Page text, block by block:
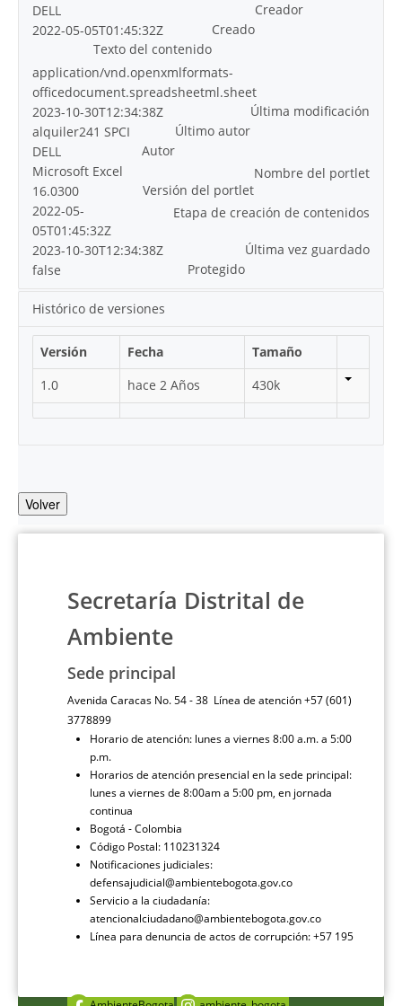
Creador
DELL
Creado
2022-05-05T01:45:32Z
Texto del contenido
application/vnd.openxmlformats-
officedocument.spreadsheetml.sheet
Última modificación
2023-10-30T12:34:38Z
Último autor
alquiler241 SPCI
Autor
DELL
Nombre del portlet
Microsoft Excel
Versión del portlet
16.0300
Etapa de creación de contenidos
2022-05-
05T01:45:32Z
Última vez guardado
2023-10-30T12:34:38Z
Protegido
false
Histórico de versiones
Versión Fecha
Tamaño
1.0
hace 2 Años 430k
Volver
Secretaría Distrital de
Ambiente
Sede principal
Avenida Caracas No. 54 - 38 Línea de atención +57 (601)
3778899
Horario de atención: lunes a viernes 8:00 a.m. a 5:00
p.m.
Horarios de atención presencial en la sede principal:
lunes a viernes de 8:00am a 5:00 pm, en jornada
continua
Bogotá - Colombia
Código Postal: 110231324
Notificaciones judiciales:
defensajudicial@ambientebogota.gov.co
Servicio a la ciudadanía:
atencionalciudadano@ambientebogota.gov.co
Línea para denuncia de actos de corrupción: +57 195